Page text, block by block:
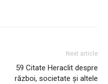
Next article
59 Citate Heraclit despre
război, societate și altele